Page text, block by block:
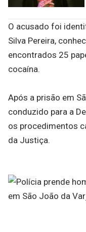
O acusado foi
Silva Pereira,
encontrados 25
cocaína.
Após a prisão em
conduzido para a
os procedimentos
da Justiça.